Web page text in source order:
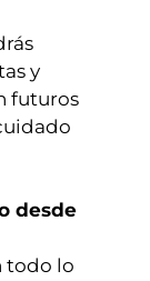
y
futuros
desde
todo lo